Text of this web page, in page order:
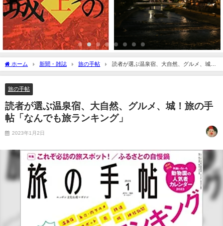
ホーム 新聞・雑誌 旅の手帖
読者が選ぶ温泉宿、大自然、グルメ、城！
旅の手帖「なんでも旅ランキング」
旅の手帖
読者が選ぶ温泉宿、大自然、グルメ、城！旅の手
帖「なんでも旅ランキング」
2023年1月2日